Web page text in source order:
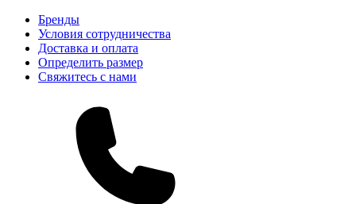
Бренды
Условия сотрудничества
Доставка и оплата
Определить размер
Свяжитесь с нами